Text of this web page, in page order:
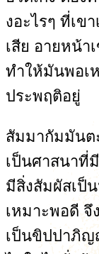
งอะไรๆ ที่เข
เสีย อายหน้า
ทำให้มันพอเ
ประพฤติอยู่
สัมมากัมมันต
เป็นศาสนาที่
มีสิ่งสัมผัสเป็
เหมาะพอดี จึ
เป็นขิปปาภิญ